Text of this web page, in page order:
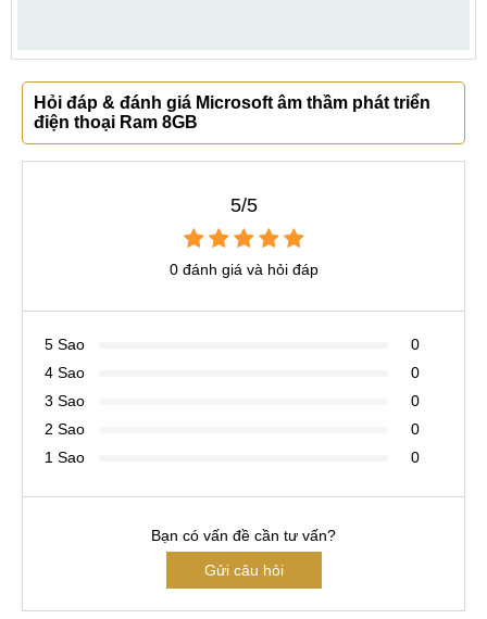
Hỏi đáp & đánh giá Microsoft âm thầm phát triển
điện thoại Ram 8GB
5/5
0 đánh giá và hỏi đáp
5 Sao
0
4 Sao
0
3 Sao
0
2 Sao
0
1 Sao
0
Bạn có vấn đề cần tư vấn?
Gửi câu hỏi